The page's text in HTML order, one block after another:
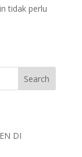
tidak perlu
Search
DI